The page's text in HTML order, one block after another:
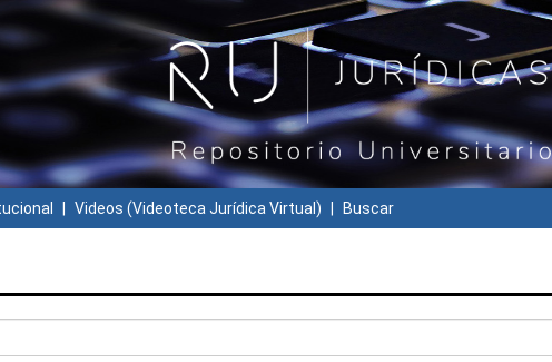
Videos (Videoteca Jurídica Virtual) Buscar